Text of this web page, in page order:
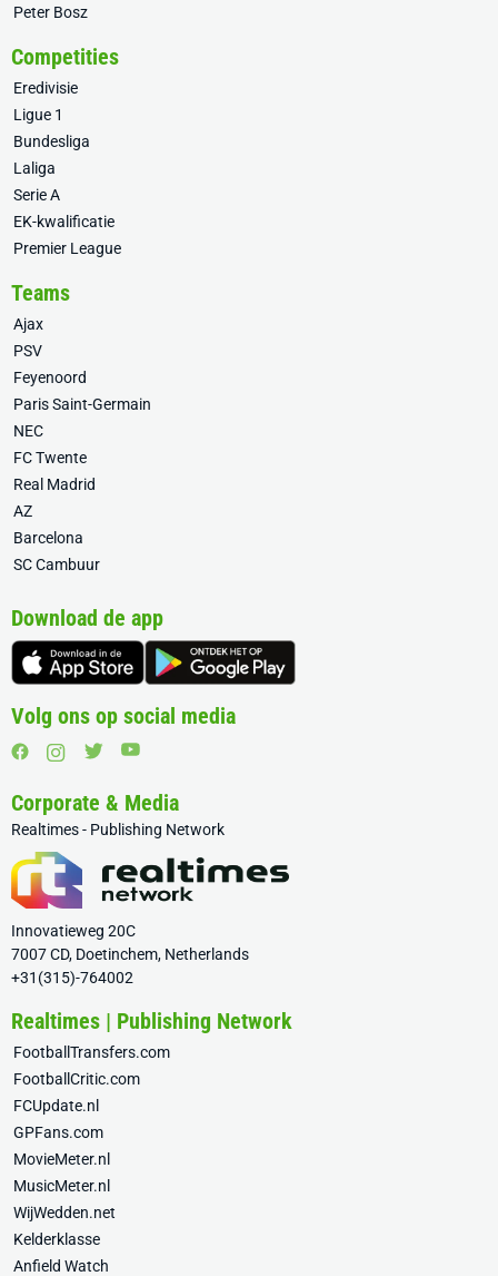
Peter Bosz
Competities
Eredivisie
Ligue 1
Bundesliga
Laliga
Serie A
EK-kwalificatie
Premier League
Teams
Ajax
PSV
Feyenoord
Paris Saint-Germain
NEC
FC Twente
Real Madrid
AZ
Barcelona
SC Cambuur
Download de app
Volg ons op social media
Corporate & Media
Realtimes - Publishing Network
Innovatieweg 20C
7007 CD, Doetinchem, Netherlands
+31(315)-764002
Realtimes | Publishing Network
FootballTransfers.com
FootballCritic.com
FCUpdate.nl
GPFans.com
MovieMeter.nl
MusicMeter.nl
WijWedden.net
Kelderklasse
Anfield Watch